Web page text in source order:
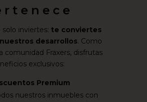
solo inviertes: te conviertes
desarrollos. Como
comunidad Fraxers, disfrutas
exclusivos:
Premium
nuestros inmuebles con